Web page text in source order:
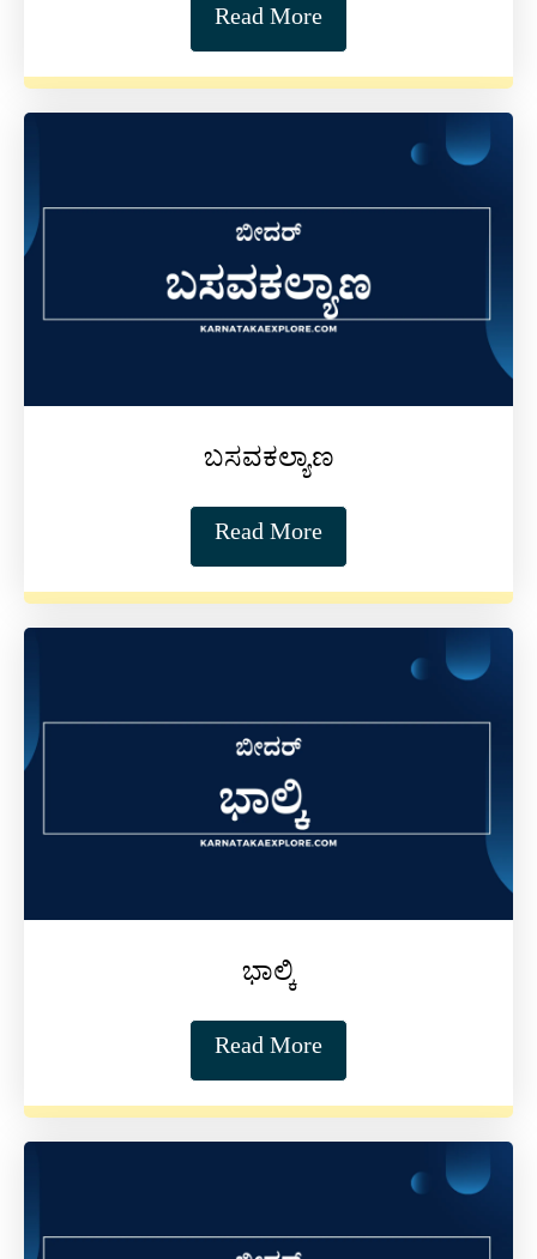
Read More
ಬಸವಕಲ್ಯಾಣ
Read More
ಭಾಲ್ಕಿ
Read More